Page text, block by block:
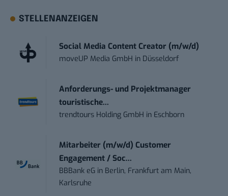
STELLENANZEIGEN
Social Media Content Creator (m/w/d)
moveUP Media GmbH in Düsseldorf
Anforderungs- und Projektmanager
touristische...
trendtours Holding GmbH in Eschborn
Mitarbeiter (m/w/d) Customer
Engagement / Soc...
BBBank eG in Berlin, Frankfurt am Main,
Karlsruhe